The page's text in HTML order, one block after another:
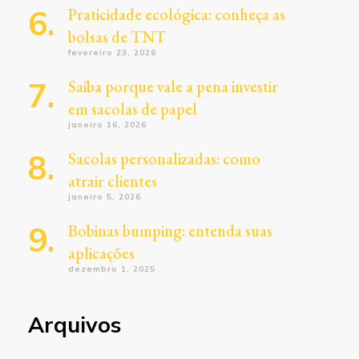
Praticidade ecológica: conheça as
bolsas de TNT
fevereiro 23, 2026
Saiba porque vale a pena investir
em sacolas de papel
janeiro 16, 2026
Sacolas personalizadas: como
atrair clientes
janeiro 5, 2026
Bobinas bumping: entenda suas
aplicações
dezembro 1, 2025
Arquivos